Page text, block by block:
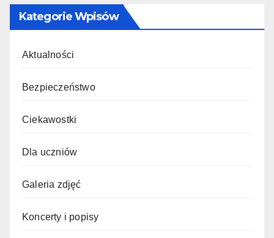
Kategorie Wpisów
Aktualności
Bezpieczeństwo
Ciekawostki
Dla uczniów
Galeria zdjęć
Koncerty i popisy